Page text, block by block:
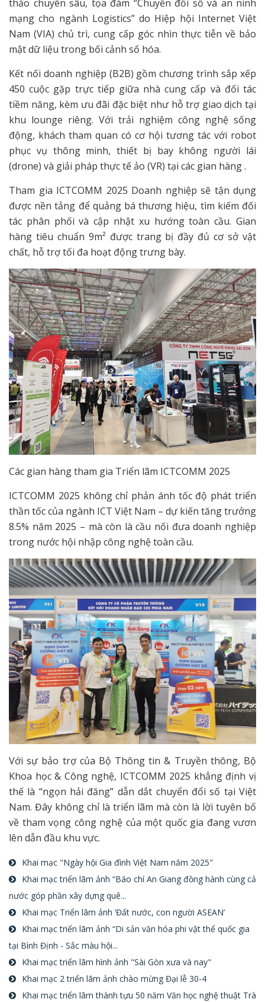
thảo chuyên sâu, tọa đàm “Chuyển đổi số và an ninh
mạng cho ngành Logistics” do Hiệp hội Internet Việt
Nam (VIA) chủ trì, cung cấp góc nhìn thực tiễn về bảo
mật dữ liệu trong bối cảnh số hóa.
Kết nối doanh nghiệp (B2B) gồm chương trình sắp xếp
450 cuộc gặp trực tiếp giữa nhà cung cấp và đối tác
tiềm năng, kèm ưu đãi đặc biệt như hỗ trợ giao dịch tại
khu lounge riêng. Với trải nghiệm công nghệ sống
động, khách tham quan có cơ hội tương tác với robot
phục vụ thông minh, thiết bị bay không người lái
(drone) và giải pháp thực tế ảo (VR) tại các gian hàng .
Tham gia ICTCOMM 2025 Doanh nghiệp sẽ tận dụng
được nền tảng để quảng bá thương hiệu, tìm kiếm đối
tác phân phối và cập nhật xu hướng toàn cầu. Gian
hàng tiêu chuẩn 9m² được trang bị đầy đủ cơ sở vật
chất, hỗ trợ tối đa hoạt động trưng bày.
Các gian hàng tham gia Triển lãm ICTCOMM 2025
ICTCOMM 2025 không chỉ phản ánh tốc độ phát triển
thần tốc của ngành ICT Việt Nam – dự kiến tăng trưởng
8.5% năm 2025 – mà còn là cầu nối đưa doanh nghiệp
trong nước hội nhập công nghệ toàn cầu.
Với sự bảo trợ của Bộ Thông tin & Truyền thông, Bộ
Khoa học & Công nghệ, ICTCOMM 2025 khẳng định vị
thế là “ngọn hải đăng” dẫn dắt chuyển đổi số tại Việt
Nam. Đây không chỉ là triển lãm mà còn là lời tuyên bố
về tham vọng công nghệ của một quốc gia đang vươn
lên dẫn đầu khu vực.
Khai mạc "Ngày hội Gia đình Việt Nam năm 2025"
Khai mạc triển lãm ảnh “Báo chí An Giang đồng hành cùng cả
nước góp phần xây dựng quê...
Khai mạc Triển lãm ảnh ‘Đất nước, con người ASEAN’
Khai mạc triển lãm ảnh “Di sản văn hóa phi vật thể quốc gia
tại Bình Định - Sắc màu hội...
Khai mạc triển lãm hình ảnh "Sài Gòn xưa và nay"
Khai mạc 2 triển lãm ảnh chào mừng Đại lễ 30-4
Khai mạc triển lãm thành tựu 50 năm Văn học nghệ thuật Trà